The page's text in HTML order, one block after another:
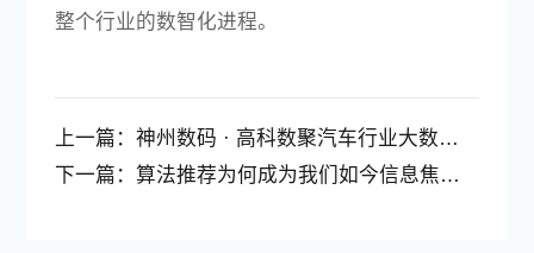
整个行业的数智化进程。
上一篇：
神州数码 · 高科数聚汽车行业大数据驱动决策专项赛决赛即将开启！
下一篇：
算法推荐为何成为我们如今信息焦虑的背锅侠？